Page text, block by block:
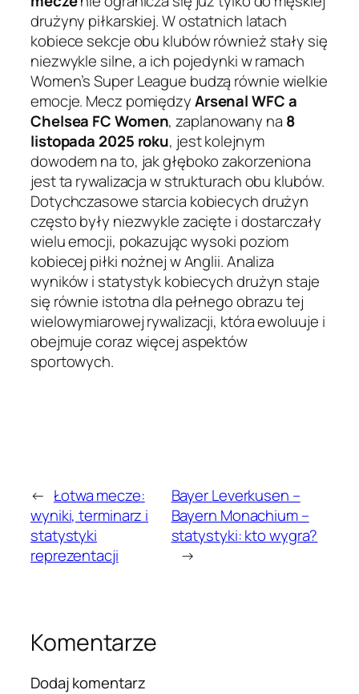
drużyny piłkarskiej. W ostatnich latach
kobiece sekcje obu klubów również stały się
niezwykle silne, a ich pojedynki w ramach
Women’s Super League budzą równie wielkie
emocje. Mecz pomiędzyArsenal WFC a
Chelsea FC Women, zaplanowany na 8
listopada 2025 roku, jest kolejnym
dowodem na to, jak głęboko zakorzeniona
jest ta rywalizacja w strukturach obu klubów.
Dotychczasowe starcia kobiecych drużyn
często były niezwykle zacięte i dostarczały
wielu emocji, pokazując wysoki poziom
kobiecej piłki nożnej w Anglii. Analiza
wyników i statystyk kobiecych drużyn staje
się równie istotna dla pełnego obrazu tej
wielowymiarowej rywalizacji, która ewoluuje i
obejmuje coraz więcej aspektów
sportowych.
← Łotwa mecze:
wyniki, terminarz i
statystyki
reprezentacji
Bayer Leverkusen –
Bayern Monachium –
statystyki: kto wygra?
→
Komentarze
Dodaj komentarz